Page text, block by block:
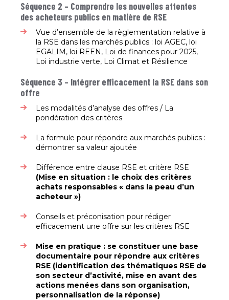
Séquence 2 – Comprendre les nouvelles attentes
des acheteurs publics en matière de RSE
Vue d’ensemble de la règlementation relative à
la RSE dans les marchés publics : loi AGEC, loi
EGALIM, loi REEN, Loi de finances pour 2025,
Loi industrie verte, Loi Climat et Résilience​
Séquence 3 – Intégrer efficacement la RSE dans son
offre
Les modalités d’analyse des offres / La
pondération des critères​
La formule pour répondre aux marchés publics :
démontrer sa valeur ajoutée ​
Différence entre clause RSE et critère RSE
(Mise en situation : le choix des critères
achats responsables « dans la peau d’un
acheteur »)
Conseils et préconisation pour rédiger
efficacement une offre sur les critères RSE​
Mise en pratique : se constituer une base
documentaire pour répondre aux critères
RSE (identification des thématiques RSE de
son secteur d’activité, mise en avant des
actions menées dans son organisation,
personnalisation de la réponse)